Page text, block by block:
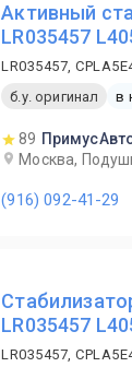
Активный
LR035457
LR035457,
б.у. оригинал
в
89
Москва,
(916) 092-41-29
LR035457
LR035457,